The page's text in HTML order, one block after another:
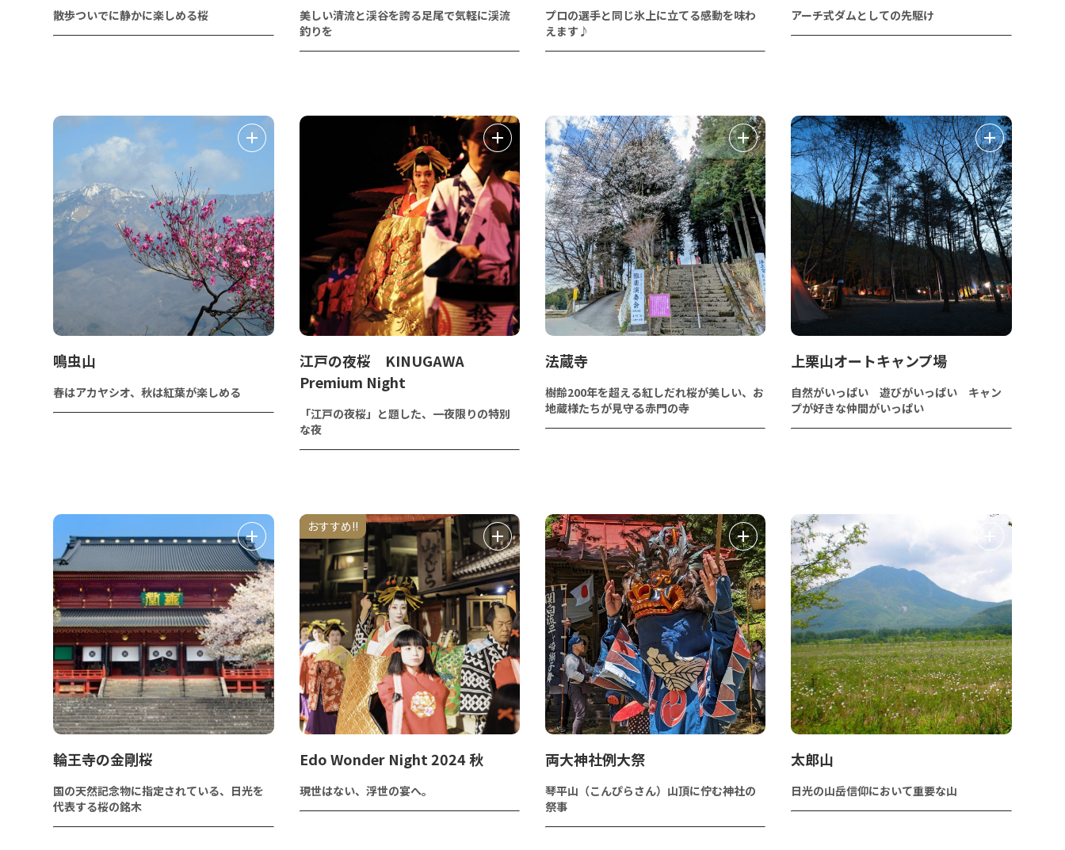
散歩ついでに静かに楽しめる桜
美しい清流と渓谷を誇る足尾で気軽に渓流
釣りを
プロの選手と同じ氷上に立てる感動を味わ
えます♪
アーチ式ダムとしての先駆け
鳴虫山
春はアカヤシオ、秋は紅葉が楽しめる
江戸の夜桜 KINUGAWA
Premium Night
「江戸の夜桜」と題した、一夜限りの特別
な夜
法蔵寺
樹齢200年を超える紅しだれ桜が美しい、お
地蔵様たちが見守る赤門の寺
上栗山オートキャンプ場
自然がいっぱい 遊びがいっぱい キャン
プが好きな仲間がいっぱい
輪王寺の金剛桜
国の天然記念物に指定されている、日光を
代表する桜の銘木
おすすめ!!
Edo Wonder Night 2024 秋
現世はない、浮世の宴へ。
両大神社例大祭
琴平山（こんぴらさん）山頂に佇む神社の
祭事
太郎山
日光の山岳信仰において重要な山